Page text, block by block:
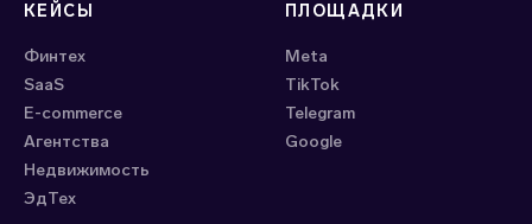
КЕЙСЫ
Финтех
SaaS
E-commerce
Агентства
Недвижимость
ЭдТех
ПЛОЩАДКИ
Meta
ТikTok
Telegram
Google